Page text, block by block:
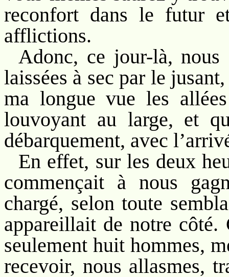
reconfort dans le futur
afflictions.
Adonc, ce jour-là, nous
laissées à sec par le
ma longue vue les
louvoyant au large, et
débarquement, avec
En effet, sur les deux
commençait à nous
chargé, selon toute
appareillait de notre
seulement huit hommes,
recevoir, nous allasmes,